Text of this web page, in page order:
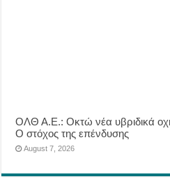
ΟΛΘ Α.Ε.: Οκτώ νέα υβριδικά
Ο στόχος της επένδυσης
August 7, 2026